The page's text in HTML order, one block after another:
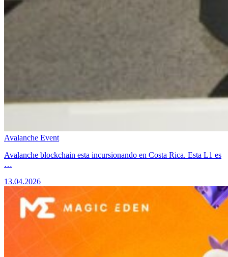
Avalanche Event
Avalanche blockchain esta incursionando en Costa Rica. Esta L1 es
…
13.04.2026